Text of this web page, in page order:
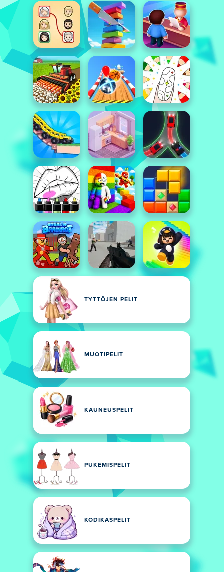
TYTTÖJEN PELIT
MUOTIPELIT
KAUNEUSPELIT
PUKEMISPELIT
KODIKASPELIT